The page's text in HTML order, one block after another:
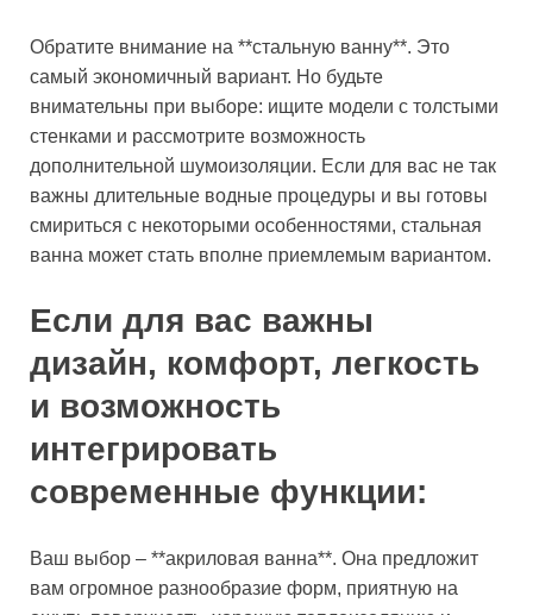
Обратите внимание на **стальную ванну**. Это
самый экономичный вариант. Но будьте
внимательны при выборе: ищите модели с толстыми
стенками и рассмотрите возможность
дополнительной шумоизоляции. Если для вас не так
важны длительные водные процедуры и вы готовы
смириться с некоторыми особенностями, стальная
ванна может стать вполне приемлемым вариантом.
Если для вас важны
дизайн, комфорт, легкость
и возможность
интегрировать
современные функции:
Ваш выбор – **акриловая ванна**. Она предложит
вам огромное разнообразие форм, приятную на